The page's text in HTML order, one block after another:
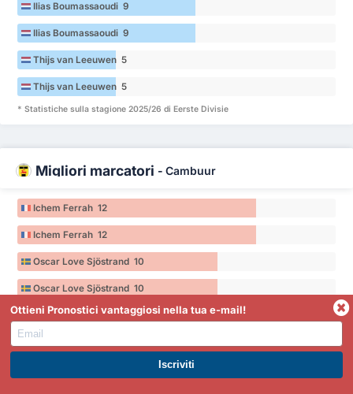
Ilias Boumassaoudi 9
Ilias Boumassaoudi 9
Thijs van Leeuwen 5
Thijs van Leeuwen 5
* Statistiche sulla stagione 2025/26 di Eerste Divisie
Migliori marcatori - Cambuur
Ichem Ferrah 12
Ichem Ferrah 12
Oscar Love Sjöstrand 10
Oscar Love Sjöstrand 10
Mark Diemers 9
* Statistiche sulla stagione 2025/26 di Eerste Divisie
ISCRIVITI A PREMIUM. GUADAGNA SUBITO.
Ottieni Pronostici vantaggiosi nella tua e-mail!